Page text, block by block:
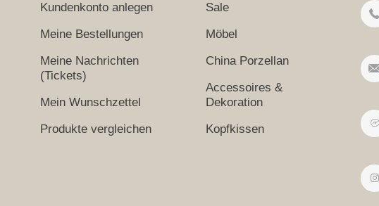
Kundenkonto anlegen
Meine Bestellungen
Meine Nachrichten
(Tickets)
Mein Wunschzettel
Produkte vergleichen
Sale
Möbel
China Porzellan
Accessoires &
Dekoration
Kopfkissen